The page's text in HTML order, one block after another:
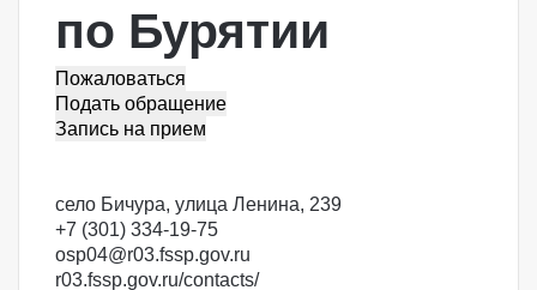
по Бурятии
Пожаловаться
Подать обращение
Запись на прием
село Бичура, улица Ленина, 239
+7 (301) 334-19-75
osp04@r03.fssp.gov.ru
r03.fssp.gov.ru/contacts/